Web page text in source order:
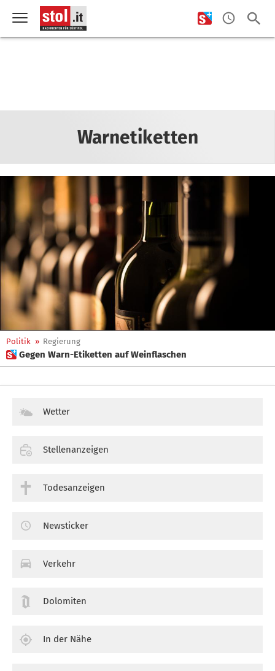
Warnetiketten
Politik » Regierung
 Gegen Warn-Etiketten auf Weinflaschen
Wetter
Stellenanzeigen
Todesanzeigen
Newsticker
Verkehr
Dolomiten
In der Nähe